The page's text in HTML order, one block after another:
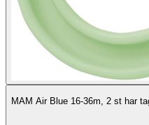
MAM Air Blue 16-36m, 2 st har